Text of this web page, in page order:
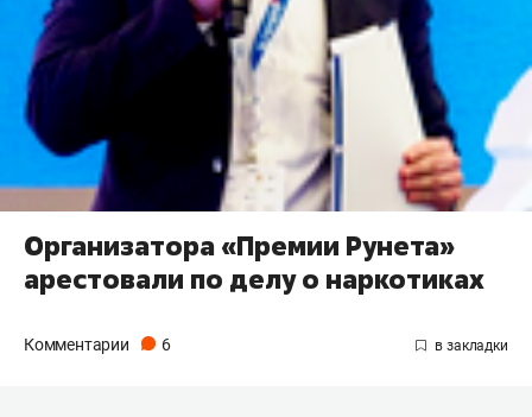
Организатора «Премии Рунета»
арестовали по делу о наркотиках
Комментарии 6